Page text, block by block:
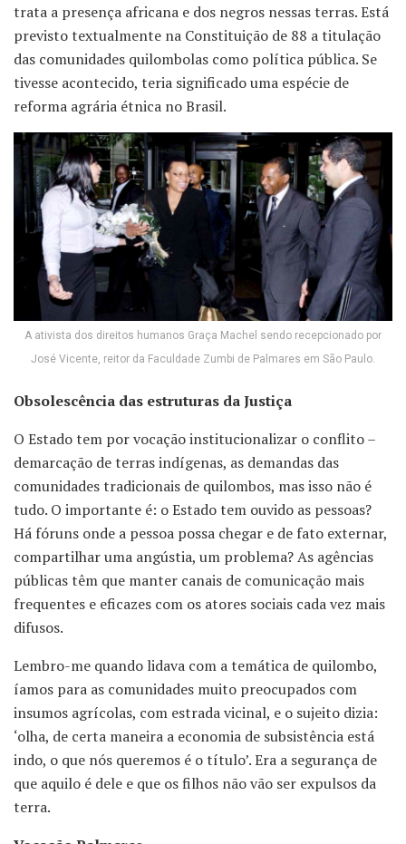
trata a presença africana e dos negros nessas terras. Está
previsto textualmente na Constituição de 88 a titulação
das comunidades quilombolas como política pública. Se
tivesse acontecido, teria significado uma espécie de
reforma agrária étnica no Brasil.
A ativista dos direitos humanos Graça Machel sendo recepcionado por
José Vicente, reitor da Faculdade Zumbi de Palmares em São Paulo.
Obsolescência das estruturas da Justiça
O Estado tem por vocação institucionalizar o conflito –
demarcação de terras indígenas, as demandas das
comunidades tradicionais de quilombos, mas isso não é
tudo. O importante é: o Estado tem ouvido as pessoas?
Há fóruns onde a pessoa possa chegar e de fato externar,
compartilhar uma angústia, um problema? As agências
públicas têm que manter canais de comunicação mais
frequentes e eficazes com os atores sociais cada vez mais
difusos.
Lembro-me quando lidava com a temática de quilombo,
íamos para as comunidades muito preocupados com
insumos agrícolas, com estrada vicinal, e o sujeito dizia:
‘olha, de certa maneira a economia de subsistência está
indo, o que nós queremos é o título’. Era a segurança de
que aquilo é dele e que os filhos não vão ser expulsos da
terra.